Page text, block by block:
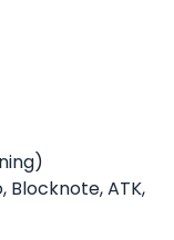
Blocknote, ATK,